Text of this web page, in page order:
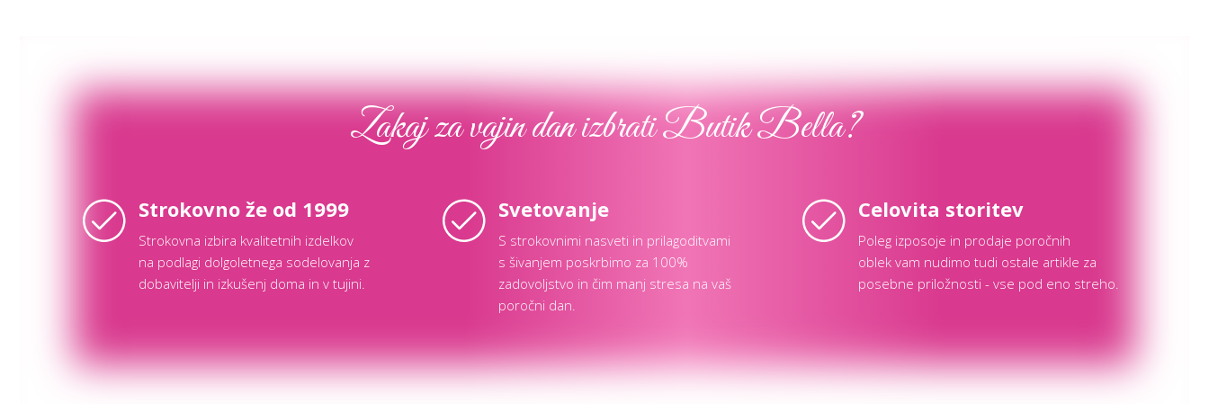
Zakaj za vajin dan izbrati Butik Bella?
Strokovno že od 1999
Strokovna izbira kvalitetnih izdelkov
na podlagi dolgoletnega sodelovanja z
dobavitelji in izkušenj doma in v tujini.
Svetovanje
S strokovnimi nasveti in prilagoditvami
s šivanjem poskrbimo za 100%
zadovoljstvo in čim manj stresa na vaš
poročni dan.
Celovita storitev
Poleg izposoje in prodaje poročnih
oblek vam nudimo tudi ostale artikle za
posebne priložnosti - vse pod eno streho.